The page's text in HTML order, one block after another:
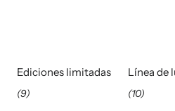
Ediciones limitadas
(9)
Línea de
(10)